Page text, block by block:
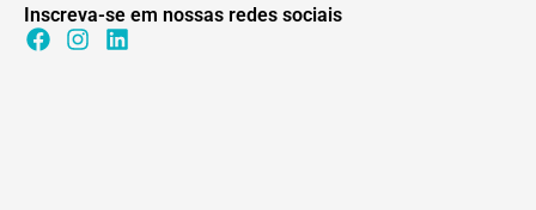
Inscreva-se em nossas redes sociais